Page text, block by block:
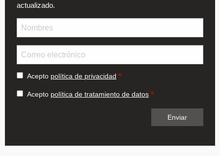
actualizado.
Acepto política de privacidad
Acepto política de tratamiento de datos